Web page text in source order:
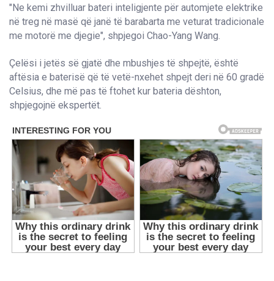
"Ne kemi zhvilluar bateri inteligjente për automjete elektrike
në treg në masë që janë të barabarta me veturat tradicionale
me motorë me djegie", shpjegoi Chao-Yang Wang.
Çelësi i jetës së gjatë dhe mbushjes të shpejtë, është
aftësia e baterisë që të vetë-nxehet shpejt deri në 60 gradë
Celsius, dhe më pas të ftohet kur bateria dështon,
shpjegojnë ekspertët.